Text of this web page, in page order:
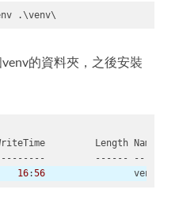
.\venv\
的資料夾，之後安裝
16:56